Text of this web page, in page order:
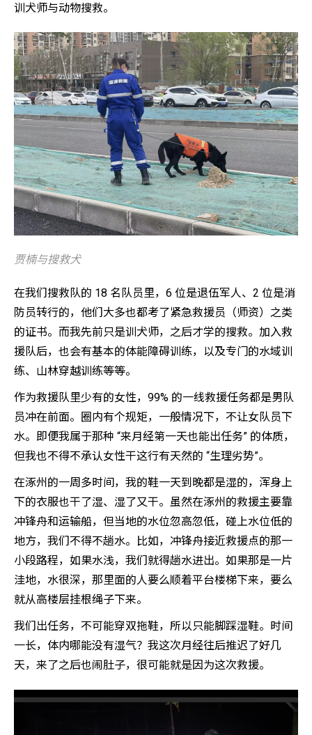
训犬师与动物搜救。
贾楠与搜救犬
在我们搜救队的 18 名队员里，6 位是退伍军人、2 位是消
防员转行的，他们大多也都考了紧急救援员（师资）之类
的证书。而我先前只是训犬师，之后才学的搜救。加入救
援队后，也会有基本的体能障碍训练，以及专门的水域训
练、山林穿越训练等等。
作为救援队里少有的女性，99% 的一线救援任务都是男队
员冲在前面。圈内有个规矩，一般情况下，不让女队员下
水。即便我属于那种 “来月经第一天也能出任务” 的体质，
但我也不得不承认女性干这行有天然的 “生理劣势”。
在涿州的一周多时间，我的鞋一天到晚都是湿的，浑身上
下的衣服也干了湿、湿了又干。虽然在涿州的救援主要靠
冲锋舟和运输船，但当地的水位忽高忽低，碰上水位低的
地方，我们不得不趟水。比如，冲锋舟接近救援点的那一
小段路程，如果水浅，我们就得趟水进出。如果那是一片
洼地，水很深，那里面的人要么顺着平台楼梯下来，要么
就从高楼层挂根绳子下来。
我们出任务，不可能穿双拖鞋，所以只能脚踩湿鞋。时间
一长，体内哪能没有湿气？我这次月经往后推迟了好几
天，来了之后也闹肚子，很可能就是因为这次救援。